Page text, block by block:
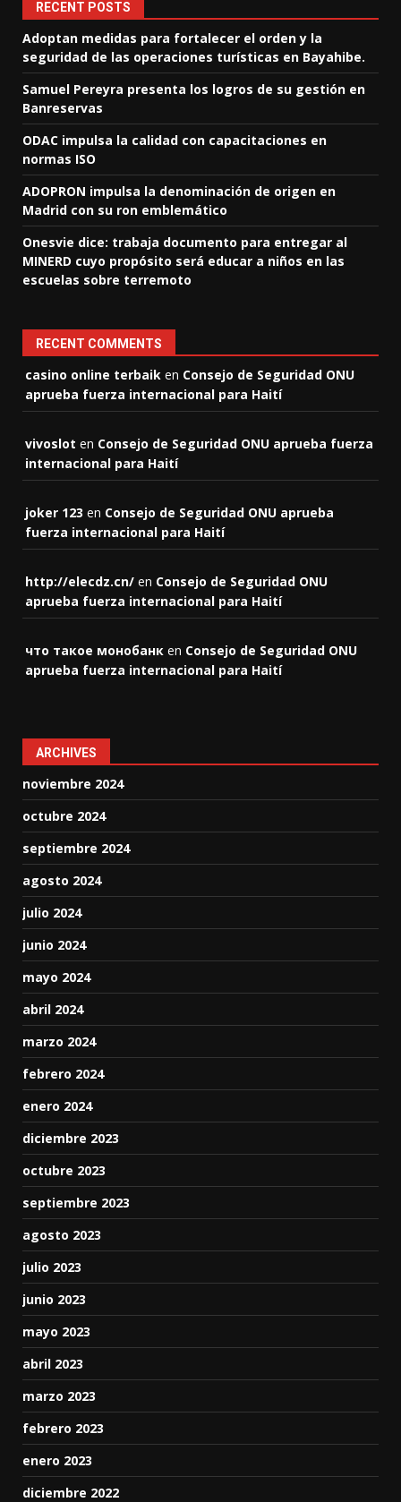
RECENT POSTS
Adoptan medidas para fortalecer el orden y la
seguridad de las operaciones turísticas en Bayahibe.
Samuel Pereyra presenta los logros de su gestión en
Banreservas
ODAC impulsa la calidad con capacitaciones en
normas ISO
ADOPRON impulsa la denominación de origen en
Madrid con su ron emblemático
Onesvie dice: trabaja documento para entregar al
MINERD cuyo propósito será educar a niños en las
escuelas sobre terremoto
RECENT COMMENTS
casino online terbaik en Consejo de Seguridad ONU
aprueba fuerza internacional para Haití
vivoslot en Consejo de Seguridad ONU aprueba fuerza
internacional para Haití
joker 123 en Consejo de Seguridad ONU aprueba
fuerza internacional para Haití
http://elecdz.cn/ en Consejo de Seguridad ONU
aprueba fuerza internacional para Haití
что такое монобанк en Consejo de Seguridad ONU
aprueba fuerza internacional para Haití
ARCHIVES
noviembre 2024
octubre 2024
septiembre 2024
agosto 2024
julio 2024
junio 2024
mayo 2024
abril 2024
marzo 2024
febrero 2024
enero 2024
diciembre 2023
octubre 2023
septiembre 2023
agosto 2023
julio 2023
junio 2023
mayo 2023
abril 2023
marzo 2023
febrero 2023
enero 2023
diciembre 2022